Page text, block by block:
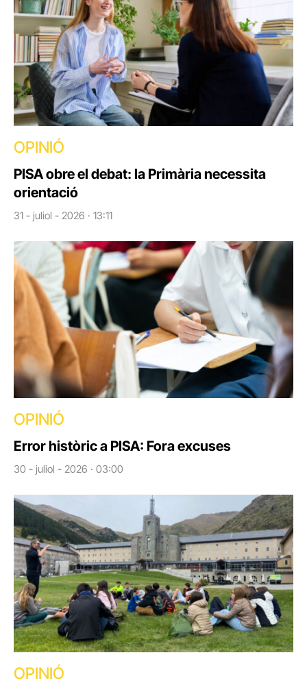
OPINIÓ
PISA obre el debat: la Primària necessita
orientació
31 - juliol - 2026 · 13:11
OPINIÓ
Error històric a PISA: Fora excuses
30 - juliol - 2026 · 03:00
OPINIÓ